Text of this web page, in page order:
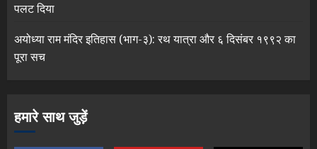
पलट दिया
अयोध्या राम मंदिर इतिहास (भाग-३): रथ यात्रा और ६ दिसंबर १९९२ का
पूरा सच
हमारे साथ जुड़ें